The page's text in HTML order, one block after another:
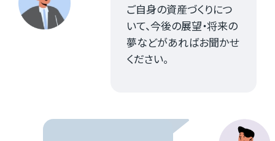
ご自身の資産づくりにつ
いて、今後の展望・将来の
夢などがあればお聞かせ
ください。